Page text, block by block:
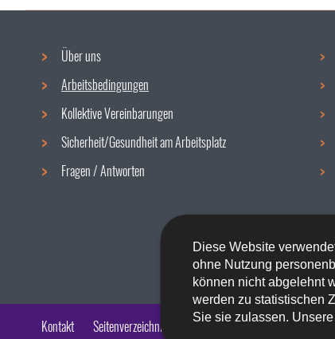
Diese Website
ohne Nutzung
können nicht abgelehnt
werden zu statistischen
Sie sie zulassen. Unsere
Navigationsmenü
Über uns
Arbeitsbedingungen
Kollektive Vereinbarungen
Sicherheit/Gesundheit am Arbeitsplatz
Fragen / Antworten
Kontakt Seitenverzeichnis Impressum Barrierefreiheit